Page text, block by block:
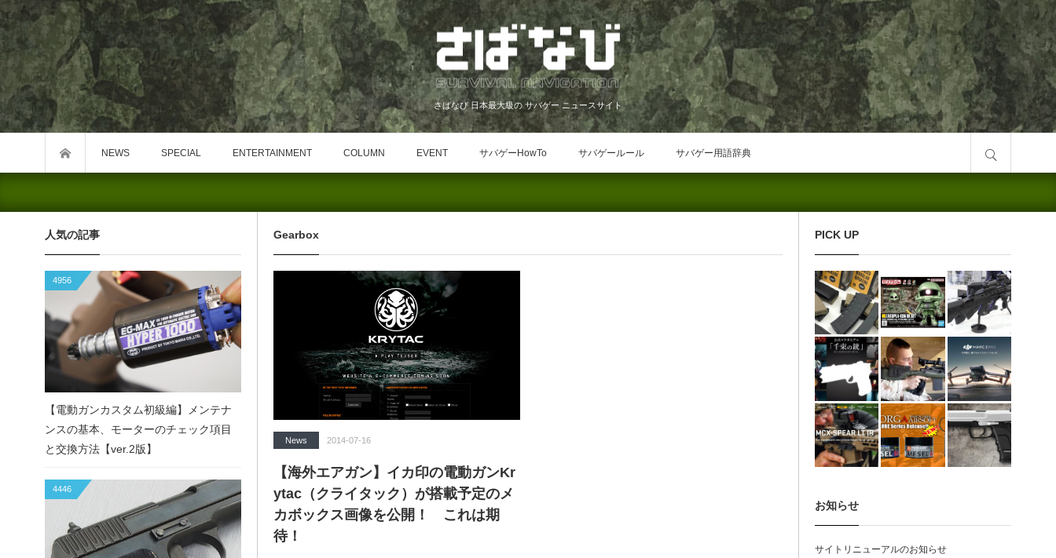
さばなび 日本最大級の サバゲー ニュースサイト
NEWS SPECIAL ENTERTAINMENT COLUMN EVENT サバゲーHowTo サバゲールール サバゲー用語辞典
Gearbox
News 2014-07-16
【海外エアガン】イカ印の電動ガンKr
ytac（クライタック）が搭載予定のメ
カボックス画像を公開！ これは期
待！
人気の記事
4956
【電動ガンカスタム初級編】メンテナ
ンスの基本、モーターのチェック項目
と交換方法【ver.2版】
4446
PICK UP
お知らせ
サイトリニューアルのお知らせ